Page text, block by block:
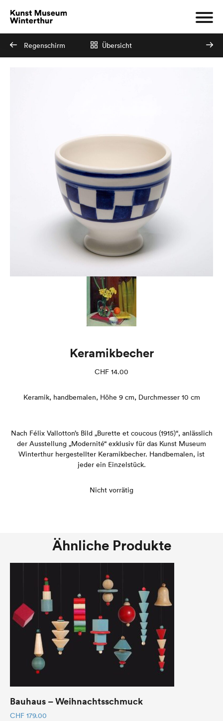
Regenschirm Übersicht
Keramikbecher
CHF 14.00
Keramik, handbemalen, Höhe 9 cm, Durchmesser 10 cm
Nach Félix Vallotton’s Bild „Burette et coucous (1915)“, anlässlich
der Ausstellung „Modernité“ exklusiv für das Kunst Museum
Winterthur hergestellter Keramikbecher. Handbemalen, ist
jeder ein Einzelstück.
Nicht vorrätig
Ähnliche Produkte
Bauhaus – Weihnachtsschmuck
CHF 179.00